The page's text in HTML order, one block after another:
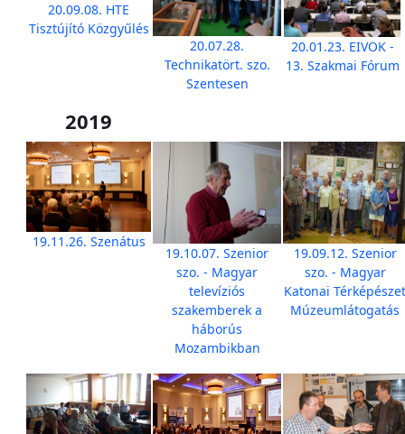
20.09.08. HTE
Tisztújító Közgyűlés
20.07.28.
Technikatört. szo.
Szentesen
20.01.23. EIVOK -
13. Szakmai Fórum
2019
19.11.26. Szenátus
19.10.07. Szenior
szo. - Magyar
televíziós
szakemberek a
háborús
Mozambikban
19.09.12. Szenior
szo. - Magyar
Katonai Térképészet
Múzeumlátogatás